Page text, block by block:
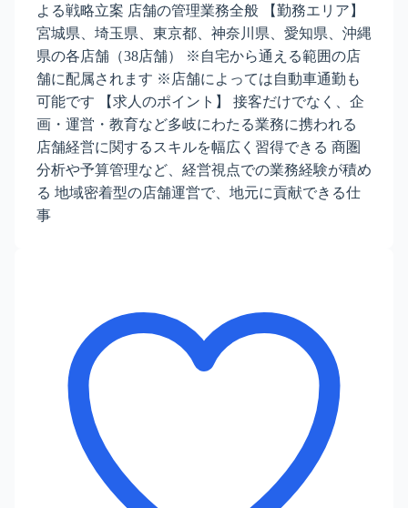
よる戦略立案 店舗の管理業務全般 【勤務エリア】
宮城県、埼玉県、東京都、神奈川県、愛知県、沖縄
県の各店舗（38店舗） ※自宅から通える範囲の店
舗に配属されます ※店舗によっては自動車通勤も
可能です 【求人のポイント】 接客だけでなく、企
画・運営・教育など多岐にわたる業務に携われる
店舗経営に関するスキルを幅広く習得できる 商圏
分析や予算管理など、経営視点での業務経験が積め
る 地域密着型の店舗運営で、地元に貢献できる仕
事